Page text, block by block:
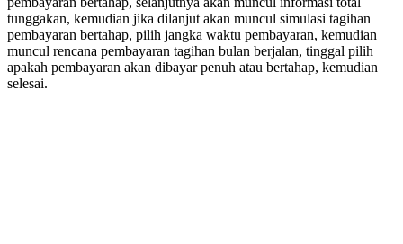
tunggakan, kemudian jika dilanjut akan muncul simulasi tagihan
pembayaran bertahap, pilih jangka waktu pembayaran, kemudian
muncul rencana pembayaran tagihan bulan berjalan, tinggal pilih
apakah pembayaran akan dibayar penuh atau bertahap, kemudian
selesai.